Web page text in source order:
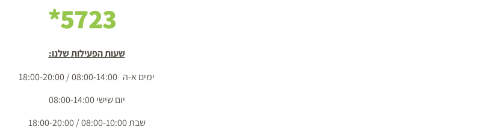
5723*
שעות הפעילות שלנו:
ימים א-ה 08:00-14:00 / 18:00-20:00
יום שישי 08:00-14:00
שבת 08:00-10:00 / 18:00-20:00